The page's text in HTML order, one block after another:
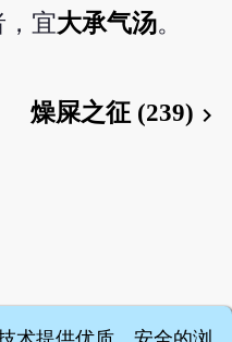
，宜大承气汤。
燥屎之征 (239) chevron_right